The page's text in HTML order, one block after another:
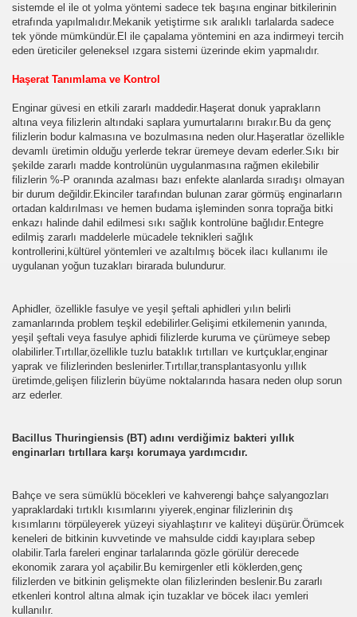
sistemde el ile ot yolma yöntemi sadece tek başına enginar bitkilerinin
etrafında yapılmalıdır.Mekanik yetiştirme sık aralıklı tarlalarda sadece
tek yönde mümkündür.El ile çapalama yöntemini en aza indirmeyi tercih
eden üreticiler geleneksel ızgara sistemi üzerinde ekim yapmalıdır.
Haşerat Tanımlama ve Kontrol
Enginar güvesi en etkili zararlı maddedir.Haşerat donuk yaprakların
altına veya filizlerin altındaki saplara yumurtalarını bırakır.Bu da genç
filizlerin bodur kalmasına ve bozulmasına neden olur.Haşeratlar özellikle
devamlı üretimin olduğu yerlerde tekrar üremeye devam ederler.Sıkı bir
şekilde zararlı madde kontrolünün uygulanmasına rağmen ekilebilir
filizlerin %-P oranında azalması bazı enfekte alanlarda sıradışı olmayan
bir durum değildir.Ekinciler tarafından bulunan zarar görmüş enginarların
ortadan kaldırılması ve hemen budama işleminden sonra toprağa bitki
enkazı halinde dahil edilmesi sıkı sağlık kontrolüne bağlıdır.Entegre
edilmiş zararlı maddelerle mücadele teknikleri sağlık
kontrollerini,kültürel yöntemleri ve azaltılmış böcek ilacı kullanımı ile
uygulanan yoğun tuzakları birarada bulundurur.
Aphidler, özellikle fasulye ve yeşil şeftali aphidleri yılın belirli
zamanlarında problem teşkil edebilirler.Gelişimi etkilemenin yanında,
yeşil şeftali veya fasulye aphidi filizlerde kuruma ve çürümeye sebep
olabilirler.Tırtıllar,özellikle tuzlu bataklık tırtılları ve kurtçuklar,enginar
yaprak ve filizlerinden beslenirler.Tırtıllar,transplantasyonlu yıllık
üretimde,gelişen filizlerin büyüme noktalarında hasara neden olup sorun
arz ederler.
Bacillus Thuringiensis (BT) adını verdiğimiz bakteri yıllık
enginarları tırtıllara karşı korumaya yardımcıdır.
Bahçe ve sera sümüklü böcekleri ve kahverengi bahçe salyangozları
yapraklardaki tırtıklı kısımlarını yiyerek,enginar filizlerinin dış
kısımlarını törpüleyerek yüzeyi siyahlaştırır ve kaliteyi düşürür.Örümcek
keneleri de bitkinin kuvvetinde ve mahsulde ciddi kayıplara sebep
olabilir.Tarla fareleri enginar tarlalarında gözle görülür derecede
ekonomik zarara yol açabilir.Bu kemirgenler etli köklerden,genç
filizlerden ve bitkinin gelişmekte olan filizlerinden beslenir.Bu zararlı
etkenleri kontrol altına almak için tuzaklar ve böcek ilacı yemleri
kullanılır.
YONTEMLERI SAGLIK KOSESI